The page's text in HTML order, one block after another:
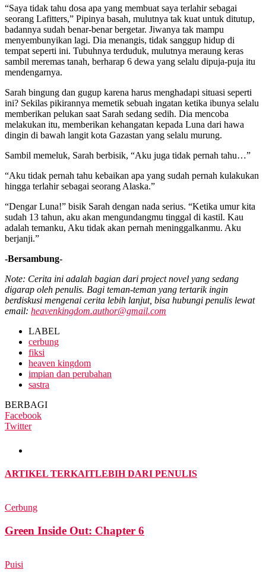
“Saya tidak tahu dosa apa yang membuat saya terlahir sebagai
seorang Lafitters,” Pipinya basah, mulutnya tak kuat untuk ditutup,
badannya sudah benar-benar bergetar. Jiwanya tak mampu
menyembunyikan lagi. Dia menangis, tidak sanggup hidup di
tempat seperti ini. Tubuhnya terduduk, mulutnya meraung keras
sambil meremas tanah, berharap 6 dewa yang selalu dipuja-puja itu
mendengarnya.
Sarah bingung dan gugup karena harus menghadapi situasi seperti
ini? Sekilas pikirannya memetik sebuah ingatan ketika ibunya selalu
memberikan pelukan saat Sarah sedang sedih. Dia mencoba
melakukan itu, memberikan kehangatan kepada Luna dari hawa
dingin di bawah langit kota Gazastan yang selalu murung.
Sambil memeluk, Sarah berbisik, “Aku juga tidak pernah tahu…”
“Aku tidak pernah tahu kebaikan apa yang sudah pernah kulakukan
hingga terlahir sebagai seorang Alaska.”
“Dengar Luna!” bisik Sarah dengan nada serius. “Ketika umur kita
sudah 13 tahun, aku akan mengundangmu tinggal di kastil. Kau
adalah temanku, Aku tidak akan pernah meninggalkanmu. Aku
berjanji.”
-Bersambung-
Note: Cerita ini adalah bagian dari project novel yang sedang
digarap oleh penulis. Bagi teman-teman yang tertarik ingin
berdiskusi mengenai cerita lebih lanjut, bisa hubungi penulis lewat
email: heavenkingdom.author@gmail.com
LABEL
cerbung
fiksi
heaven kingdom
impian dan perubahan
sastra
BERBAGI
Facebook
Twitter
ARTIKEL TERKAITLEBIH DARI PENULIS
Cerbung
Green Inside Out: Chapter 6
Puisi